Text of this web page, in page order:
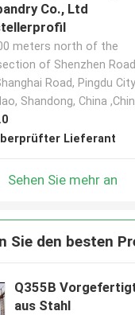
Co., Ltd
meters north of the
of Shenzhen Road
Road, Pingdu
Shandong, China
Lieferant
Sehen Sie mehr an
Sie den besten
Q355B
aus Stahl